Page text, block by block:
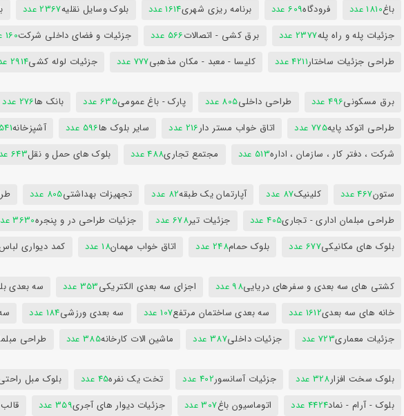
باغ1810 عدد فرودگاه609 عدد برنامه ریزی شهری1614 عدد بلوک وسایل نقلیه2367 عدد
جزئیات پله و راه پله2377 عدد برق کشی - اتصالات566 عدد جزئیات و فضای داخلی شرکت160 عدد
طراحی جزئیات ساختار4211 عدد کلیسا - معبد - مکان مذهبی777 عدد جزئیات لوله کشی2914 عدد
برق مسکونی496 عدد طراحی داخلی805 عدد پارک - باغ عمومی635 عدد بانک ها276 عدد
طراحی اتوکد پایه775 عدد اتاق خواب مستر دار216 عدد سایر بلوک ها596 عدد آشپزخانه1541
شرکت ، دفتر کار ، سازمان ، اداره513 عدد مجتمع تجاری488 عدد بلوک های حمل و نقل643 عدد
ستون467 عدد کلینیک87 عدد آپارتمان یک طبقه82 عدد تجهیزات بهداشتی805 عدد
طراحی مبلمان اداری - تجاری405 عدد جزئیات تیر678 عدد جزئیات طراحی در و پنجره3630 عدد
بلوک های مکانیکی677 عدد بلوک حمام248 عدد اتاق خواب مهمان18 عدد کمد دیواری
کشتی های سه بعدی و سفرهای دریایی98 عدد اجزای سه بعدی الکتریکی353 عدد سه بعدی
خانه های سه بعدی1612 عدد سه بعدی ساختمان مرتفع107 عدد سه بعدی ورزشی184 عدد
جزئیات معماری723 عدد جزئیات داخلی387 عدد ماشین الات کارخانه385 عدد طراحی
بلوک سخت افزار328 عدد جزئیات آسانسور402 عدد تخت یک نفره45 عدد بلوک مبل
بلوک - آرام - نماد4424 عدد اتوماسیون باغ307 عدد جزئیات دیوار های آجری359 عدد